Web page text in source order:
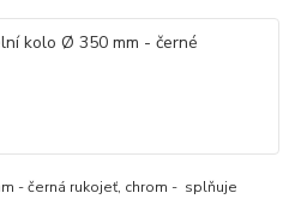
- černá rukojeť, chrom - splňuje